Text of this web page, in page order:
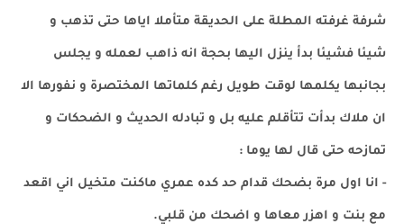
شرفة غرفته المطلة على الحديقة متأملا اياها حتى تذهب و
شيئا فشيئا بدأ ينزل اليها بحجة انه ذاهب لعمله و يجلس
بجانبها يكلمها لوقت طويل رغم كلماتها المختصرة و نفورها الا
ان ملاك بدأت تتأقلم عليه بل و تبادله الحديث و الضحكات و
تمازحه حتى قال لها يوما :
- انا اول مرة بضحك قدام حد كده عمري ماكنت متخيل اني اقعد
مع بنت و اهزر معاها و اضحك من قلبي.